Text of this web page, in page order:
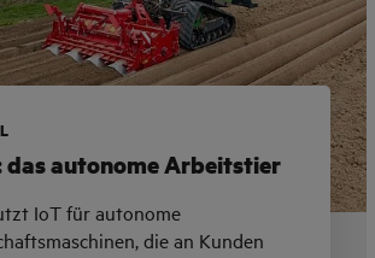
das autonome Arbeitstier
IoT für autonome
die an Kunden